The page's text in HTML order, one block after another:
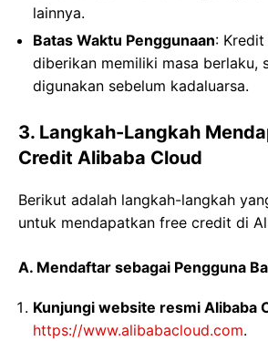
lainnya.
Batas Waktu Penggunaan:
diberikan memiliki masa berlaku,
digunakan sebelum kadaluarsa.
3. Langkah-Langkah
Credit Alibaba Cloud
Berikut adalah langkah-langkah
untuk mendapatkan free credit di
A. Mendaftar sebagai Pengguna
Kunjungi website resmi Alibaba
https://www.alibabacloud.com.